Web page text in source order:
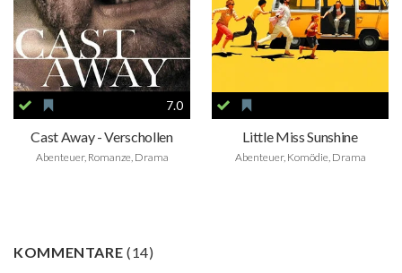
7.0
Cast Away - Verschollen
Abenteuer, Romanze, Drama
Little Miss Sunshine
Abenteuer, Komödie, Drama
KOMMENTARE(14)